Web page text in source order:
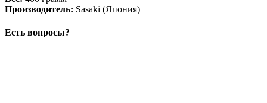
Производитель: Sasaki (Япония)
Есть вопросы?